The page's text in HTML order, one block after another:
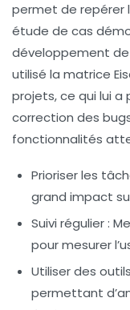
permet de repérer
étude de cas
développement
utilisé la matrice
projets, ce qui lui a
correction des
fonctionnalités
Prioriser les
grand impact
Suivi régulier :
pour mesurer
Utiliser des
permettant